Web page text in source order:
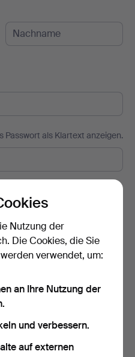
Passwort als Klartext anzeigen.
Objekten und Inspiration.
einfach beenden, falls Sie
akzeptieredie
genommen habe.
Nutzung der
Die Cookies, die Sie
verwendet, um:
an Ihre Nutzung der
und verbessern.
auf externen